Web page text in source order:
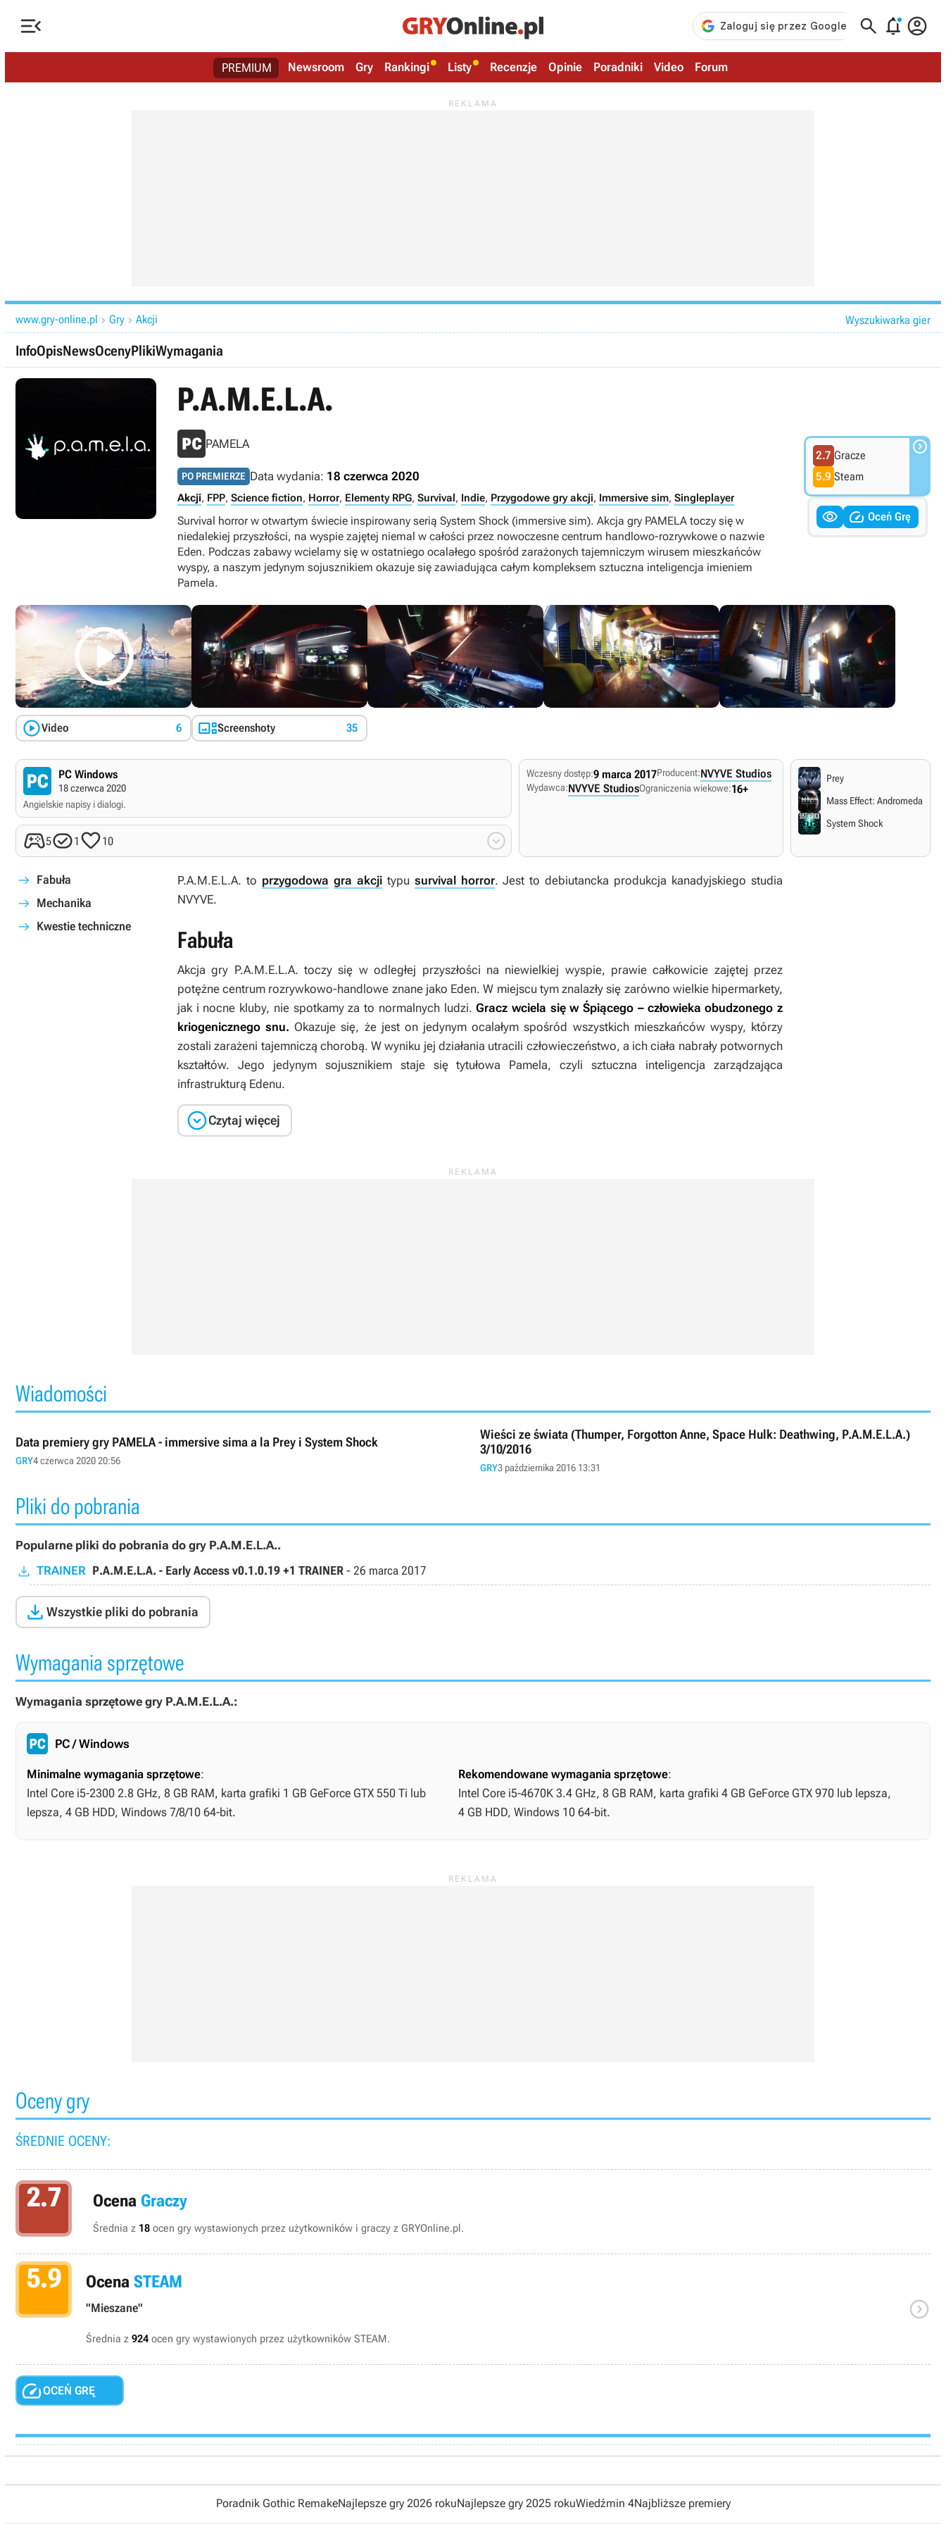
   
PREMIUM Newsroom Gry Rankingi Listy Recenzje Opinie Poradniki Video Forum
www.gry-online.pl  Gry  Akcji Wyszukiwarka gier
InfoOpisNewsOcenyPlikiWymagania
P.A.M.E.L.A.
PAMELA
PO PREMIERZE Data wydania: 18 czerwca 2020
Akcji, FPP, Science fiction, Horror, Elementy RPG, Survival, Indie, Przygodowe gry akcji, Immersive sim, Singleplayer
Survival horror w otwartym świecie inspirowany serią System Shock (immersive sim). Akcja gry PAMELA toczy się w
niedalekiej przyszłości, na wyspie zajętej niemal w całości przez nowoczesne centrum handlowo-rozrywkowe o nazwie
Eden. Podczas zabawy wcielamy się w ostatniego ocalałego spośród zarażonych tajemniczym wirusem mieszkańców
wyspy, a naszym jedynym sojusznikiem okazuje się zawiadująca całym kompleksem sztuczna inteligencja imieniem
Pamela.
2.7 Gracze
5.9 Steam

  Oceń Grę

Video 6 Screenshoty 35
PC Windows
18 czerwca 2020
Angielskie napisy i dialogi.
51 10 
Wczesny dostęp:9 marca 2017Producent:NVYVE Studios
Wydawca:NVYVE StudiosOgraniczenia wiekowe:16+
Prey
Mass Effect: Andromeda
System Shock
Fabuła
Mechanika
Kwestie techniczne
P.A.M.E.L.A. to przygodowa gra akcjitypu survival horror. Jest to debiutancka produkcja kanadyjskiego studia
NVYVE.
Fabuła
Akcja gry P.A.M.E.L.A. toczy się w odległej przyszłości na niewielkiej wyspie, prawie całkowicie zajętej przez
potężne centrum rozrywkowo-handlowe znane jako Eden. W miejscu tym znalazły się zarówno wielkie hipermarkety,
jak i nocne kluby, nie spotkamy za to normalnych ludzi.Gracz wciela się w Śpiącego – człowieka obudzonego z
kriogenicznego snu. Okazuje się, że jest on jedynym ocalałym spośród wszystkich mieszkańców wyspy, którzy
zostali zarażeni tajemniczą chorobą. W wyniku jej działania utracili człowieczeństwo, a ich ciała nabrały potwornych
kształtów. Jego jedynym sojusznikiem staje się tytułowa Pamela, czyli sztuczna inteligencja zarządzająca
infrastrukturą Edenu.
Czytaj więcej
Wiadomości
Data premiery gry PAMELA - immersive sima a la Prey i System Shock
GRY4 czerwca 2020 20:56
Wieści ze świata (Thumper, Forgotton Anne, Space Hulk: Deathwing, P.A.M.E.L.A.)
3/10/2016
GRY3 października 2016 13:31
Pliki do pobrania
Popularne pliki do pobrania do gry P.A.M.E.L.A..
TRAINER P.A.M.E.L.A. - Early Access v0.1.0.19 +1 TRAINER - 26 marca 2017
 Wszystkie pliki do pobrania
Wymagania sprzętowe
Wymagania sprzętowe gry P.A.M.E.L.A.:
PC / Windows
Minimalne wymagania sprzętowe:
Intel Core i5-2300 2.8 GHz, 8 GB RAM, karta grafiki 1 GB GeForce GTX 550 Ti lub
lepsza, 4 GB HDD, Windows 7/8/10 64-bit.
Rekomendowane wymagania sprzętowe:
Intel Core i5-4670K 3.4 GHz, 8 GB RAM, karta grafiki 4 GB GeForce GTX 970 lub lepsza,
4 GB HDD, Windows 10 64-bit.
Oceny gry
ŚREDNIE OCENY:
2.7 Ocena Graczy
Średnia z 18 ocen gry wystawionych przez użytkowników i graczy z GRYOnline.pl.
5.9 Ocena STEAM
"Mieszane"
Średnia z 924 ocen gry wystawionych przez użytkowników STEAM.

OCEŃ GRĘ
Poradnik Gothic RemakeNajlepsze gry 2026 rokuNajlepsze gry 2025 rokuWiedźmin 4Najbliższe premiery